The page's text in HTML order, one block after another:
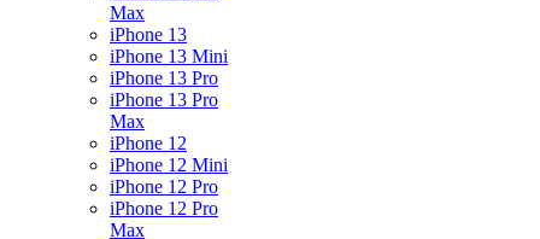
Max
iPhone 13
iPhone 13 Mini
iPhone 13 Pro
iPhone 13 Pro
Max
iPhone 12
iPhone 12 Mini
iPhone 12 Pro
iPhone 12 Pro
Max